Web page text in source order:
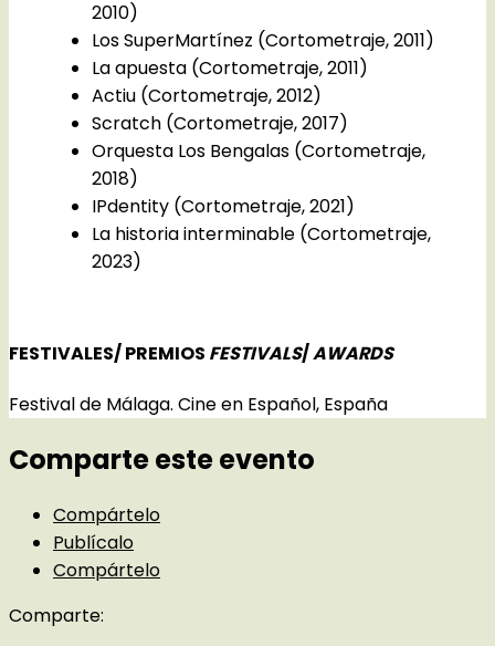
2010)
Los SuperMartínez (Cortometraje, 2011)
La apuesta (Cortometraje, 2011)
Actiu (Cortometraje, 2012)
Scratch (Cortometraje, 2017)
Orquesta Los Bengalas (Cortometraje,
2018)
IPdentity (Cortometraje, 2021)
La historia interminable (Cortometraje,
2023)
FESTIVALES/ PREMIOS FESTIVALS/AWARDS
Festival de Málaga. Cine en Español, España
Comparte este evento
Compártelo
Publícalo
Compártelo
Comparte: